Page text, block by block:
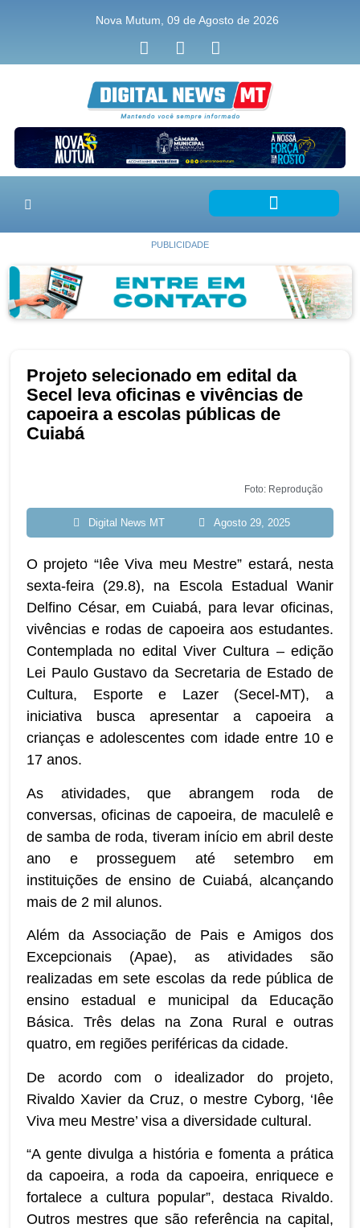
Nova Mutum, 09 de Agosto de 2026
PUBLICIDADE
Projeto selecionado em edital da
Secel leva oficinas e vivências de
capoeira a escolas públicas de
Cuiabá
Foto: Reprodução
Digital News MT Agosto 29, 2025
O projeto “Iêe Viva meu Mestre” estará, nesta
sexta-feira (29.8), na Escola Estadual Wanir
Delfino César, em Cuiabá, para levar oficinas,
vivências e rodas de capoeira aos estudantes.
Contemplada no edital Viver Cultura – edição
Lei Paulo Gustavo da Secretaria de Estado de
Cultura, Esporte e Lazer (Secel-MT), a
iniciativa busca apresentar a capoeira a
crianças e adolescentes com idade entre 10 e
17 anos.
As atividades, que abrangem roda de
conversas, oficinas de capoeira, de maculelê e
de samba de roda, tiveram início em abril deste
ano e prosseguem até setembro em
instituições de ensino de Cuiabá, alcançando
mais de 2 mil alunos.
Além da Associação de Pais e Amigos dos
Excepcionais (Apae), as atividades são
realizadas em sete escolas da rede pública de
ensino estadual e municipal da Educação
Básica. Três delas na Zona Rural e outras
quatro, em regiões periféricas da cidade.
De acordo com o idealizador do projeto,
Rivaldo Xavier da Cruz, o mestre Cyborg, ‘Iêe
Viva meu Mestre’ visa a diversidade cultural.
“A gente divulga a história e fomenta a prática
da capoeira, a roda da capoeira, enriquece e
fortalece a cultura popular”, destaca Rivaldo.
Outros mestres que são referência na capital,